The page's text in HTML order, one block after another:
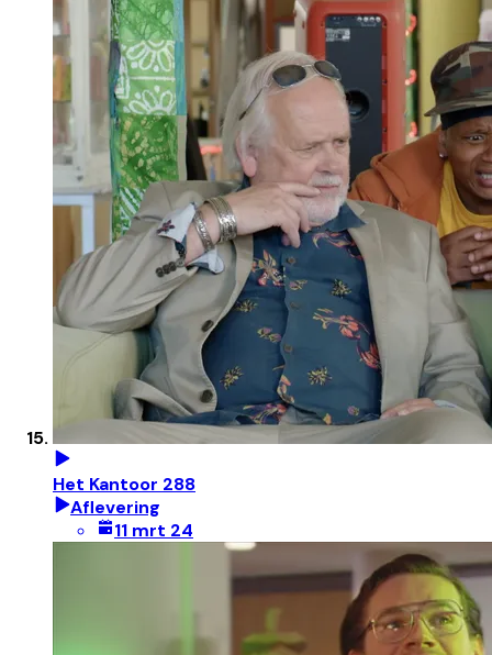
Het Kantoor 288
Aflevering
11 mrt 24